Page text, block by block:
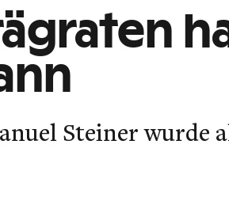
Steiner wurde